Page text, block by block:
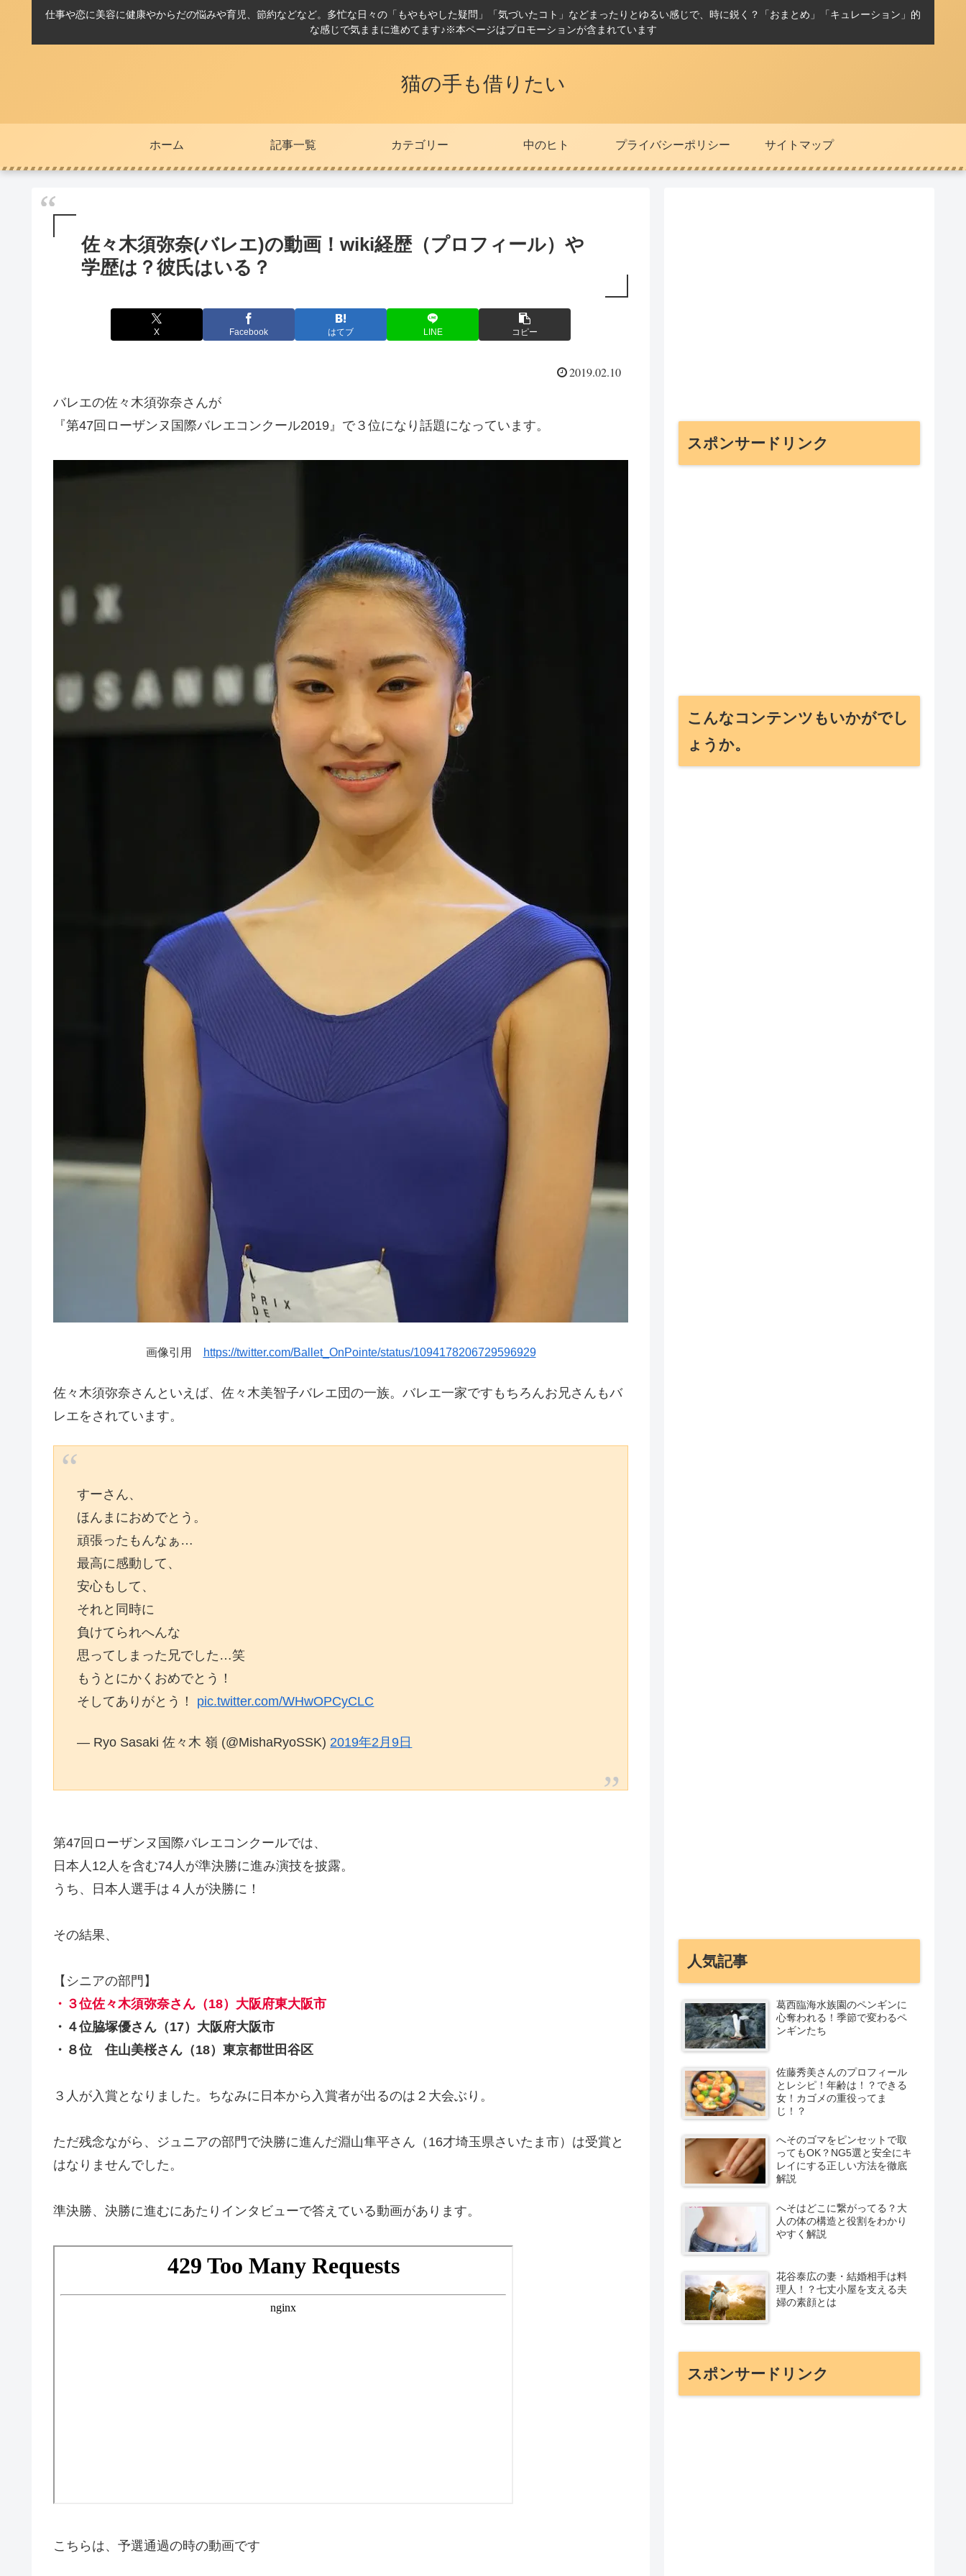
仕事や恋に美容に健康やからだの悩みや育児、節約などなど。多忙な日々の「もやもやした疑問」「気づいたコト」などまったりとゆるい感じで、時に鋭く？「おまとめ」「キュレーション」的
な感じで気ままに進めてます♪※本ページはプロモーションが含まれています
猫の手も借りたい
ホーム 記事一覧 カテゴリー 中のヒト プライバシーポリシー サイトマップ
佐々木須弥奈(バレエ)の動画！wiki経歴（プロフィール）や
学歴は？彼氏はいる？
X Facebook はてブ LINE コピー
2019.02.10
バレエの佐々木須弥奈さんが
『第47回ローザンヌ国際バレエコンクール2019』で３位になり話題になっています。
画像引用 https://twitter.com/Ballet_OnPointe/status/1094178206729596929
佐々木須弥奈さんといえば、佐々木美智子バレエ団の一族。バレエ一家ですもちろんお兄さんもバ
レエをされています。
すーさん、
ほんまにおめでとう。
頑張ったもんなぁ…
最高に感動して、
安心もして、
それと同時に
負けてられへんな
思ってしまった兄でした…笑
もうとにかくおめでとう！
そしてありがとう！ pic.twitter.com/WHwOPCyCLC
— Ryo Sasaki 佐々木 嶺 (@MishaRyoSSK) 2019年2月9日
第47回ローザンヌ国際バレエコンクールでは、
日本人12人を含む74人が準決勝に進み演技を披露。
うち、日本人選手は４人が決勝に！
その結果、
【シニアの部門】
・３位佐々木須弥奈さん（18）大阪府東大阪市
・４位脇塚優さん（17）大阪府大阪市
・８位 住山美桜さん（18）東京都世田谷区
３人が入賞となりました。ちなみに日本から入賞者が出るのは２大会ぶり。
ただ残念ながら、ジュニアの部門で決勝に進んだ淵山隼平さん（16才埼玉県さいたま市）は受賞と
はなりませんでした。
準決勝、決勝に進むにあたりインタビューで答えている動画があります。
こちらは、予選通過の時の動画です
スポンサードリンク
こんなコンテンツもいかがでし
ょうか。
人気記事
葛西臨海水族園のペンギンに
心奪われる！季節で変わるペ
ンギンたち
佐藤秀美さんのプロフィール
とレシピ！年齢は！？できる
女！カゴメの重役ってま
じ！？
へそのゴマをピンセットで取
ってもOK？NG5選と安全にキ
レイにする正しい方法を徹底
解説
へそはどこに繋がってる？大
人の体の構造と役割をわかり
やすく解説
花谷泰広の妻・結婚相手は料
理人！？七丈小屋を支える夫
婦の素顔とは
スポンサードリンク